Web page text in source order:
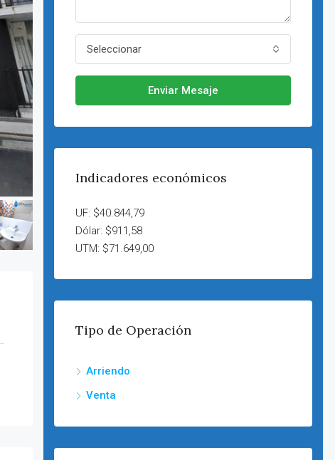
Seleccionar
Enviar Mesaje
Indicadores económicos
UF: $40.844,79
Dólar: $911,58
UTM: $71.649,00
Tipo de Operación
Arriendo
Venta